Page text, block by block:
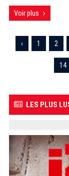
Voir plus
‹ 1 2
14
LES PLUS